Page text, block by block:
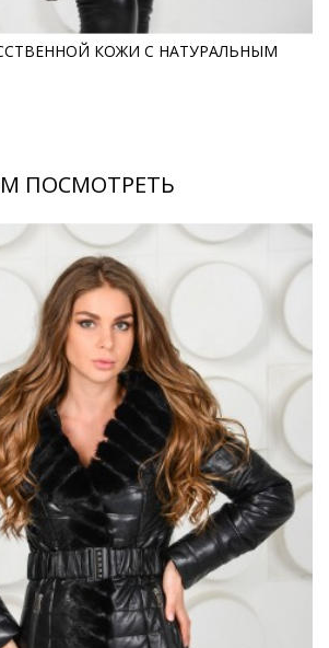
КОЖИ С НАТУРАЛЬНЫМ
ПОСМОТРЕТЬ